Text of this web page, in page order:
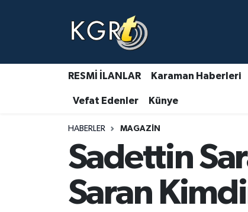
RESMİ İLANLAR Karaman Haberleri
Vefat Edenler Künye
HABERLER MAGAZIN
Sadettin
Saran
Karaman Haberleri
Gündem Haberleri
Güncel Haberler
Asayiş Haberleri
Ulusal Haberler